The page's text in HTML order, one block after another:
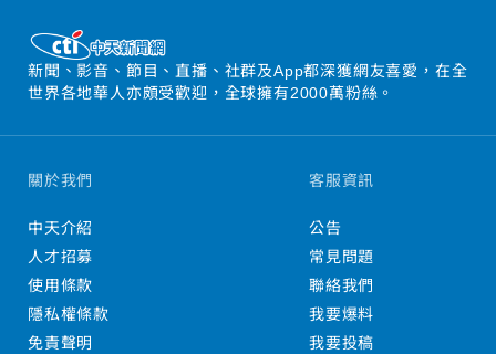
新聞、影音、節目、直播、社群及App都深獲網友喜愛，在全
世界各地華人亦頗受歡迎，全球擁有2000萬粉絲。
關於我們
中天介紹
人才招募
使用條款
隱私權條款
免責聲明
客服資訊
公告
常見問題
聯絡我們
我要爆料
我要投稿